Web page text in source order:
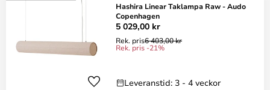
Hashira Linear Taklampa Raw - Audo
Copenhagen
5 029,00 kr
Rek. pris6 403,00 kr
Rek. pris -21%
Leveranstid: 3 - 4 veckor